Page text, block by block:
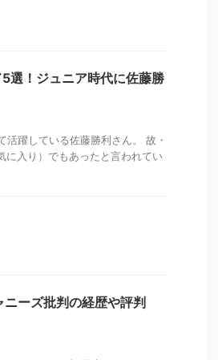
選！ジュニア時代に佐藤勝
躍している佐藤勝利さん。 故・
に入り）でもあったと言われてい
ーズ批判の経歴や評判